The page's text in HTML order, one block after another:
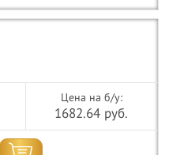
Цена на б/у:
1682.64 руб.